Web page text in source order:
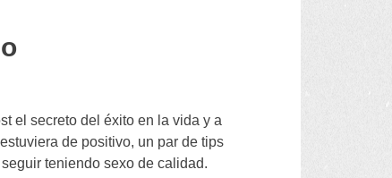
el secreto del éxito en la vida y a
de positivo, un par de tips
teniendo sexo de calidad.